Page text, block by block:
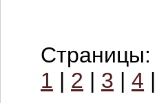
Страницы:
1 | 2 | 3 | 4 |